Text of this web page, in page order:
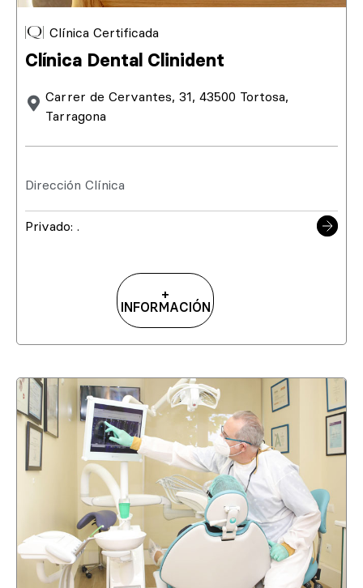
Clínica Certificada
Clínica Dental Clinident
Carrer de Cervantes, 31, 43500 Tortosa,
Tarragona
Dirección Clínica
Privado: .
+
INFORMACIÓN